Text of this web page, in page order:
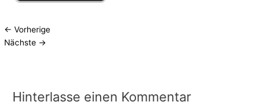
← Vorherige
Nächste →
Hinterlasse einen Kommentar